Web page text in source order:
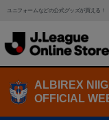
ユニフォームなどの公式グッズが買える！
ALBIREX
OFFICIAL